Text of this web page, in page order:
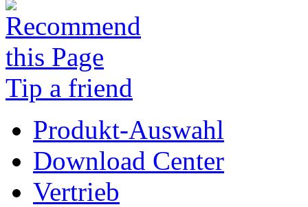
Tip a friend
Produkt-Auswahl
Download Center
Vertrieb